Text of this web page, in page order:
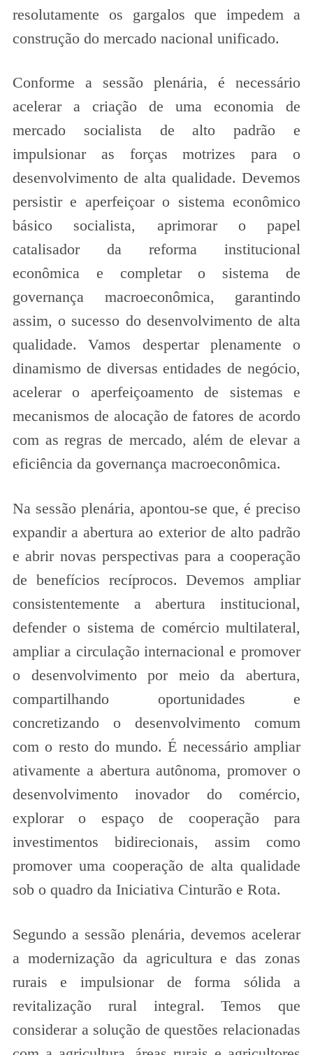
resolutamente os gargalos que impedem a
construção do mercado nacional unificado.
Conforme a sessão plenária, é necessário
acelerar a criação de uma economia de
mercado socialista de alto padrão e
impulsionar as forças motrizes para o
desenvolvimento de alta qualidade. Devemos
persistir e aperfeiçoar o sistema econômico
básico socialista, aprimorar o papel
catalisador da reforma institucional
econômica e completar o sistema de
governança macroeconômica, garantindo
assim, o sucesso do desenvolvimento de alta
qualidade. Vamos despertar plenamente o
dinamismo de diversas entidades de negócio,
acelerar o aperfeiçoamento de sistemas e
mecanismos de alocação de fatores de acordo
com as regras de mercado, além de elevar a
eficiência da governança macroeconômica.
Na sessão plenária, apontou-se que, é preciso
expandir a abertura ao exterior de alto padrão
e abrir novas perspectivas para a cooperação
de benefícios recíprocos. Devemos ampliar
consistentemente a abertura institucional,
defender o sistema de comércio multilateral,
ampliar a circulação internacional e promover
o desenvolvimento por meio da abertura,
compartilhando oportunidades e
concretizando o desenvolvimento comum
com o resto do mundo. É necessário ampliar
ativamente a abertura autônoma, promover o
desenvolvimento inovador do comércio,
explorar o espaço de cooperação para
investimentos bidirecionais, assim como
promover uma cooperação de alta qualidade
sob o quadro da Iniciativa Cinturão e Rota.
Segundo a sessão plenária, devemos acelerar
a modernização da agricultura e das zonas
rurais e impulsionar de forma sólida a
revitalização rural integral. Temos que
considerar a solução de questões relacionadas